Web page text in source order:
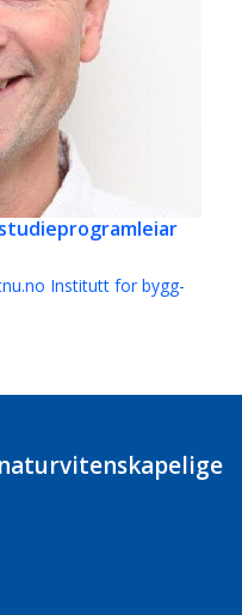
Institutt for bygg-